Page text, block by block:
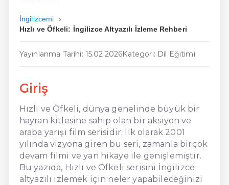
İngilizcemi
Hızlı ve Öfkeli: İngilizce Altyazılı İzleme Rehberi
Yayınlanma Tarihi: 15.02.2026Kategori: Dil Eğitimi
Giriş
Hızlı ve Öfkeli, dünya genelinde büyük bir
hayran kitlesine sahip olan bir aksiyon ve
araba yarışı film serisidir. İlk olarak 2001
yılında vizyona giren bu seri, zamanla birçok
devam filmi ve yan hikaye ile genişlemiştir.
Bu yazıda, Hızlı ve Öfkeli serisini İngilizce
altyazılı izlemek için neler yapabileceğinizi